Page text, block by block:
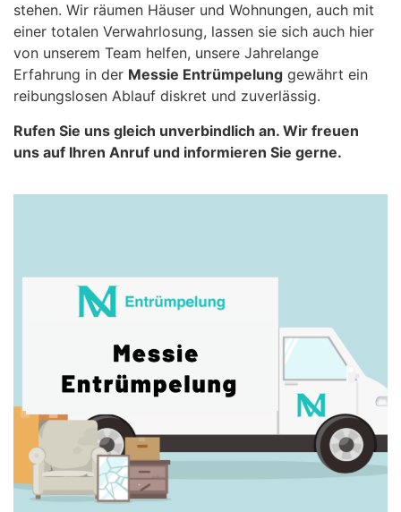
stehen. Wir räumen Häuser und Wohnungen, auch mit
einer totalen Verwahrlosung, lassen sie sich auch hier
von unserem Team helfen, unsere Jahrelange
Erfahrung in der Messie Entrümpelung gewährt ein
reibungslosen Ablauf diskret und zuverlässig.
Rufen Sie uns gleich unverbindlich an. Wir freuen
uns auf Ihren Anruf und informieren Sie gerne.